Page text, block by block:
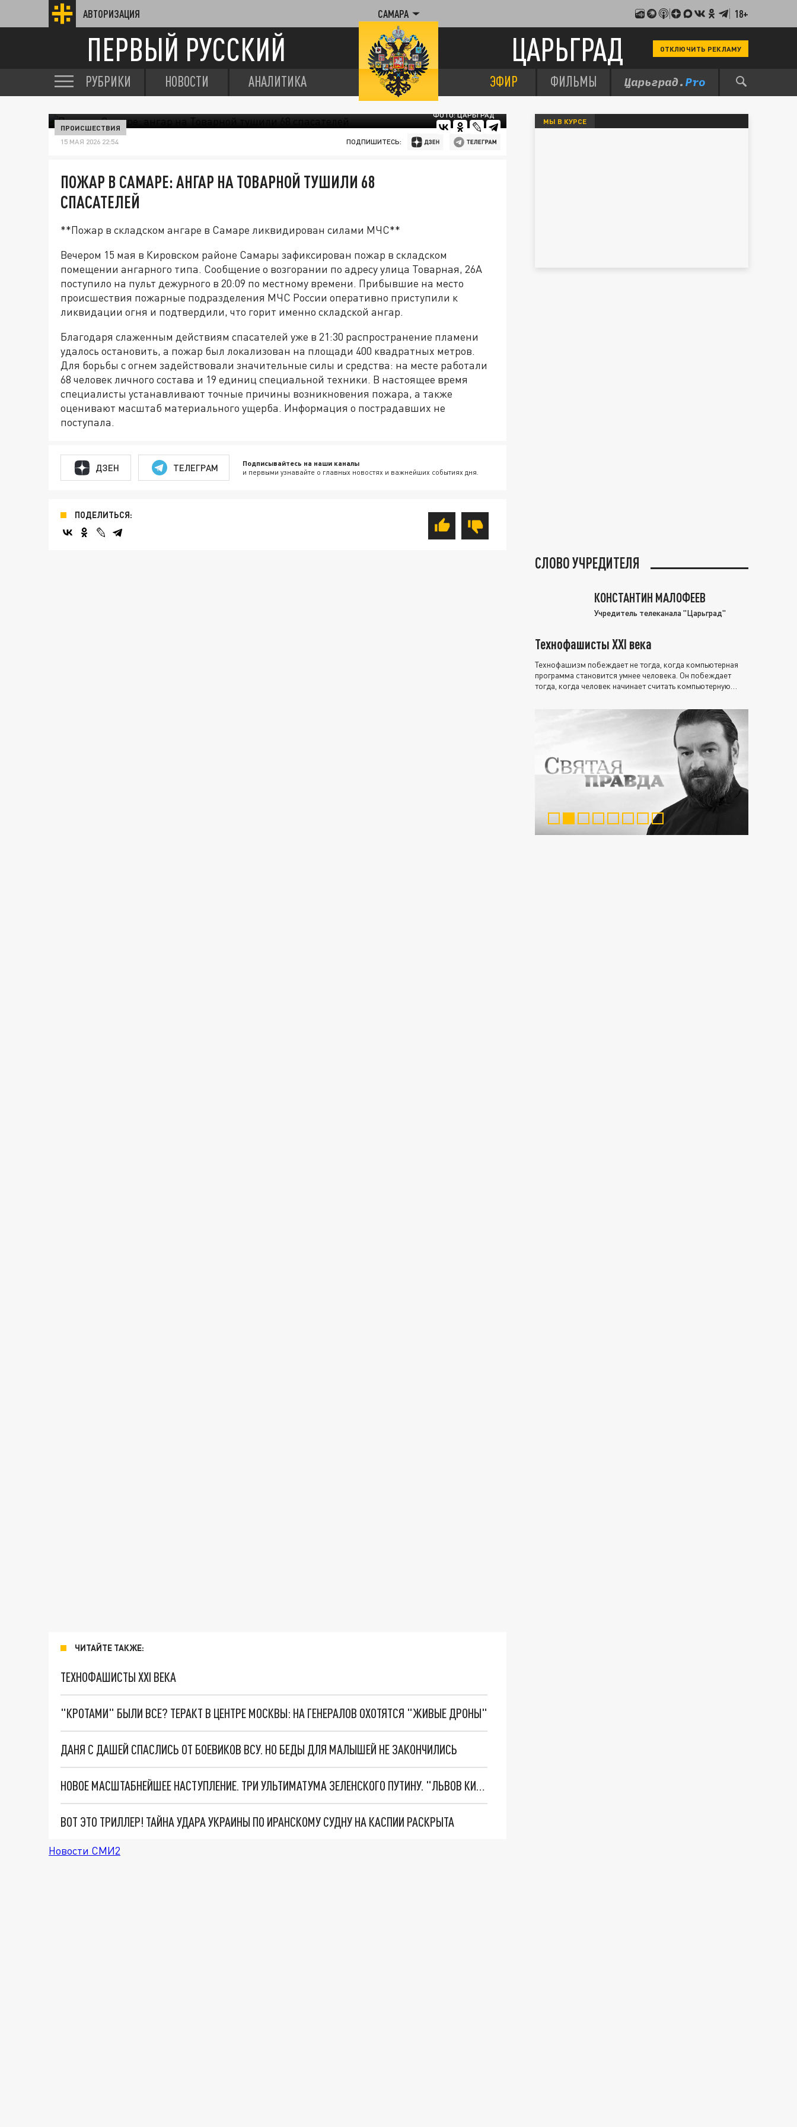
АВТОРИЗАЦИЯ САМАРА 18+
ПЕРВЫЙ РУССКИЙ ЦАРЬГРАД ОТКЛЮЧИТЬ РЕКЛАМУ
РУБРИКИ НОВОСТИ АНАЛИТИКА ЭФИР ФИЛЬМЫ
ФОТО: ЦАРЬГРАД
ПРОИСШЕСТВИЯ
15 МАЯ 2026 22:54 ПОДПИШИТЕСЬ:
ПОЖАР В САМАРЕ: АНГАР НА ТОВАРНОЙ ТУШИЛИ 68
СПАСАТЕЛЕЙ
**Пожар в складском ангаре в Самаре ликвидирован силами МЧС**
Вечером 15 мая в Кировском районе Самары зафиксирован пожар в складском
помещении ангарного типа. Сообщение о возгорании по адресу улица Товарная, 26А
поступило на пульт дежурного в 20:09 по местному времени. Прибывшие на место
происшествия пожарные подразделения МЧС России оперативно приступили к
ликвидации огня и подтвердили, что горит именно складской ангар.
Благодаря слаженным действиям спасателей уже в 21:30 распространение пламени
удалось остановить, а пожар был локализован на площади 400 квадратных метров.
Для борьбы с огнем задействовали значительные силы и средства: на месте работали
68 человек личного состава и 19 единиц специальной техники. В настоящее время
специалисты устанавливают точные причины возникновения пожара, а также
оценивают масштаб материального ущерба. Информация о пострадавших не
поступала.
ДЗЕН ТЕЛЕГРАМ Подписывайтесь на наши каналы
и первыми узнавайте о главных новостях и важнейших событиях дня.
ПОДЕЛИТЬСЯ:
ЧИТАЙТЕ ТАКЖЕ:
ТЕХНОФАШИСТЫ XXI ВЕКА
"КРОТАМИ" БЫЛИ ВСЕ? ТЕРАКТ В ЦЕНТРЕ МОСКВЫ: НА ГЕНЕРАЛОВ ОХОТЯТСЯ "ЖИВЫЕ ДРОНЫ"
ДАНЯ С ДАШЕЙ СПАСЛИСЬ ОТ БОЕВИКОВ ВСУ. НО БЕДЫ ДЛЯ МАЛЫШЕЙ НЕ ЗАКОНЧИЛИСЬ
НОВОЕ МАСШТАБНЕЙШЕЕ НАСТУПЛЕНИЕ. ТРИ УЛЬТИМАТУМА ЗЕЛЕНСКОГО ПУТИНУ. "ЛЬВОВ КИМА" ПОСТАВЯТ НА ПВО? ГЛОБАЛЬНЫЙ ПРОРЫВ ПОД ЗАПОРОЖЬЕМ
ВОТ ЭТО ТРИЛЛЕР! ТАЙНА УДАРА УКРАИНЫ ПО ИРАНСКОМУ СУДНУ НА КАСПИИ РАСКРЫТА
Новости СМИ2
МЫ В КУРСЕ
СЛОВО УЧРЕДИТЕЛЯ
КОНСТАНТИН МАЛОФЕЕВ
Учредитель телеканала "Царьград"
Технофашисты XXI века
Технофашизм побеждает не тогда, когда компьютерная
программа становится умнее человека. Он побеждает
тогда, когда человек начинает считать компьютерную